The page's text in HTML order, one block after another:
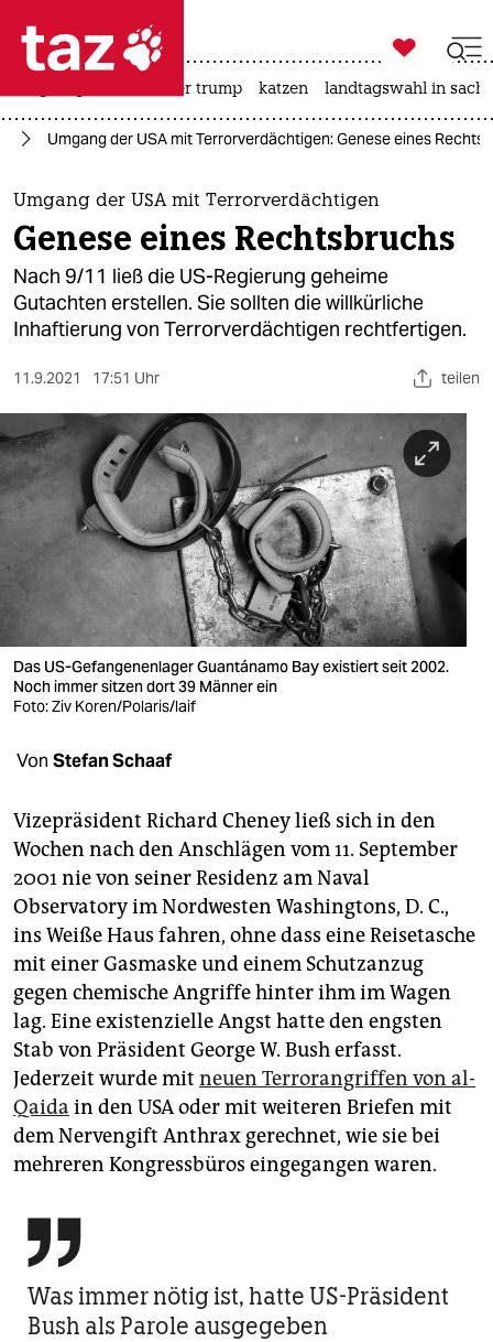
 taz zahl ich
taz zahl ich
themen
politik
öko
gesellschaft
sport
berlin
nord
wahrheit
verlag
verlag
shop
fragen & hilfe
unterstützen
abo
genossenschaft
epaper login

taz zahl ich
usa unter trump katzen landtagswahl in
Umgang der USA mit Terrorverdächtigen: Genese eines
Umgang der USA mit Terrorverdächtigen
Genese eines Rechtsbruchs
Nach 9/11 ließ die US-Regierung geheime
Gutachten erstellen. Sie sollten die willkürliche
Inhaftierung von Terrorverdächtigen rechtfertigen.
11.9.2021 17:51 Uhr teilen
Das US-Gefangenenlager Guantánamo Bay existiert seit 2002.
Noch immer sitzen dort 39 Männer ein
Foto: Ziv Koren/Polaris/laif
Von Stefan Schaaf
Vizepräsident Richard Cheney ließ sich in den
Wochen nach den Anschlägen vom 11. September
2001 nie von seiner Residenz am Naval
Observatory im Nordwesten Washingtons, D. C.,
ins Weiße Haus fahren, ohne dass eine Reisetasche
mit einer Gasmaske und einem Schutzanzug
gegen chemische Angriffe hinter ihm im Wagen
lag. Eine existenzielle Angst hatte den engsten
Stab von Präsident George W. Bush erfasst.
Jederzeit wurde mit neuen Terrorangriffen von al-
Qaida in den USA oder mit weiteren Briefen mit
dem Nervengift Anthrax gerechnet, wie sie bei
mehreren Kongressbüros eingegangen waren.

Was immer nötig ist, hatte US-Präsident
Bush als Parole ausgegeben